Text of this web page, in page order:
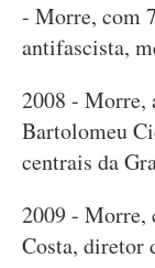
- Morre, com
antifascista,
2008 - Morre,
Bartolomeu
centrais da
2009 - Morre,
Costa, diretor